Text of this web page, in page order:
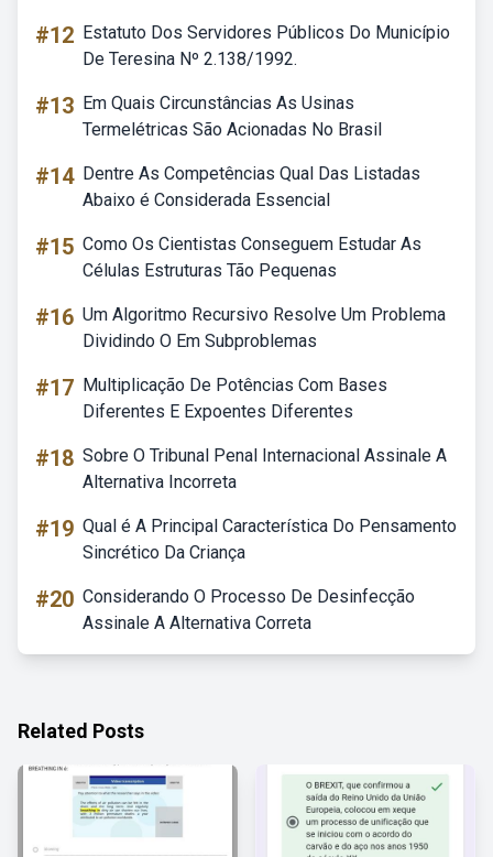
#12 Estatuto Dos Servidores Públicos Do Município
De Teresina Nº 2.138/1992.
#13 Em Quais Circunstâncias As Usinas
Termelétricas São Acionadas No Brasil
#14 Dentre As Competências Qual Das Listadas
Abaixo é Considerada Essencial
#15 Como Os Cientistas Conseguem Estudar As
Células Estruturas Tão Pequenas
#16 Um Algoritmo Recursivo Resolve Um Problema
Dividindo O Em Subproblemas
#17 Multiplicação De Potências Com Bases
Diferentes E Expoentes Diferentes
#18 Sobre O Tribunal Penal Internacional Assinale A
Alternativa Incorreta
#19 Qual é A Principal Característica Do Pensamento
Sincrético Da Criança
#20 Considerando O Processo De Desinfecção
Assinale A Alternativa Correta
Related Posts